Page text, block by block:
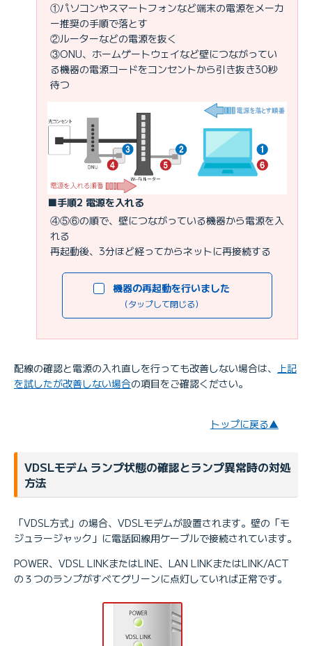
①パソコンやスマートフォンなど端末の電源をメーカ
ー推奨の手順で落とす
②ルーターなどの電源を抜く
③ONU、ホームゲートウェイなど壁につながってい
る機器の電源コードをコンセントから引き抜き30秒
待つ
■手順2 電源を入れる
④⑤⑥の順で、壁につながっている機器から電源を入
れる
再起動後、3分ほど経ってからネットに再接続する
機器の再起動を行いました
（タップして閉じる）
配線の確認と電源の入れ直しを行っても改善しない場合は、
上記
を試したが改善しない場合の項目をご確認ください。
トップに戻る▲
VDSLモデム ランプ状態の確認とランプ異常時の対処
方法
「VDSL方式」の場合、VDSLモデムが設置されます。壁の「モ
ジュラージャック」に電話回線用ケーブルで接続されています。
POWER、VDSL LINKまたはLINE、LAN LINKまたはLINK/ACT
の３つのランプがすべてグリーンに点灯していれば正常です。